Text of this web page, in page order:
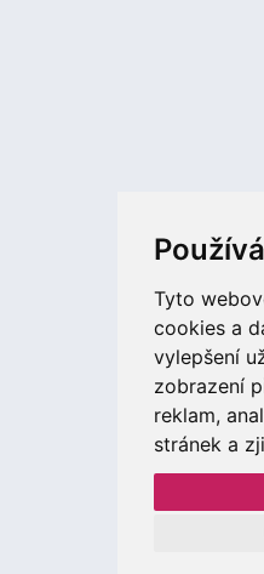
Tyto
cookies a
vylepšení
zobrazení
reklam,
stránek a